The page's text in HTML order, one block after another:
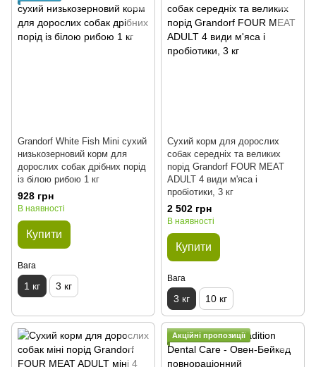
Grandorf White Fish Mini сухий
низькозерновий корм для
дорослих собак дрібних порід
із білою рибою 1 кг
928 грн
В наявності
Купити
Вага
1 кг 3 кг
Сухий корм для дорослих
собак середніх та великих
порід Grandorf FOUR MEAT
ADULT 4 види м'яса і
пробіотики, 3 кг
2 502 грн
В наявності
Купити
Вага
3 кг 10 кг
Акційні пропозиції